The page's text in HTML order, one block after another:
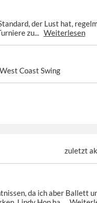
der Lust hat,
zu... Weiterlesen
Coast Swing
zuletzt
da ich aber Ballett